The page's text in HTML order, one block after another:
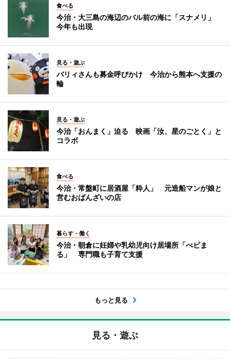
食べる
今治・大三島の海辺のバル前の海に「スナメリ」
今年も出現
見る・遊ぶ
バリィさんも募金呼びかけ 今治から熊本へ支援の
輪
見る・遊ぶ
今治「おんまく」迫る 映画「汝、星のごとく」と
コラボ
食べる
今治・常盤町に居酒屋「粋人」 元造船マンが娘と
営むおばんざいの店
暮らす・働く
今治・朝倉に妊婦や乳幼児向け居場所「べビま
る」 専門職も子育て支援
もっと見る
見る・遊ぶ